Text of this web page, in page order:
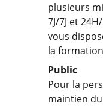
plusieurs
7J/7J et
vous
la
Public
Pour la
maintien